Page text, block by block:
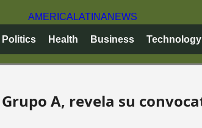
AMERICA LATINANEWS
Politics Health Business Technology
A, revela su